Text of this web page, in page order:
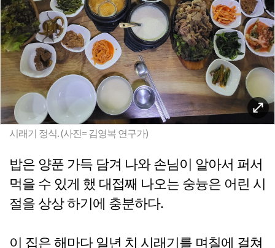
시래기 정식. (사진= 김영복 연구가)
밥은 양푼 가득 담겨 나와 손님이 알아서 퍼서
먹을 수 있게 했 대접째 나오는 숭늉은 어린 시
절을 상상 하기에 충분하다.
이 집은 해마다 일년 치 시래기를 며칠에 걸쳐